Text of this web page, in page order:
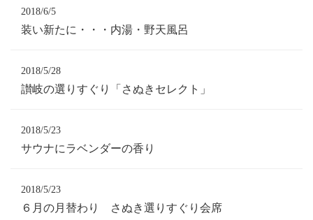
2018/6/5
装い新たに・・・内湯・野天風呂
2018/5/28
讃岐の選りすぐり「さぬきセレクト」
2018/5/23
サウナにラベンダーの香り
2018/5/23
６月の月替わり さぬき選りすぐり会席